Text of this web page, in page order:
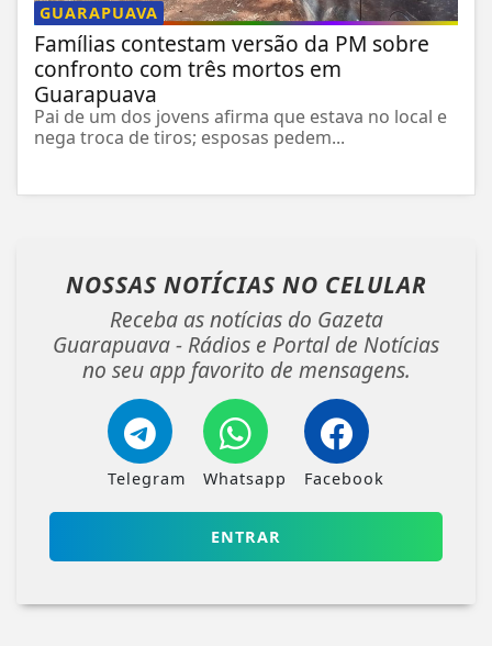
GUARAPUAVA
Famílias contestam versão da PM sobre
confronto com três mortos em
Guarapuava
Pai de um dos jovens afirma que estava no local e
nega troca de tiros; esposas pedem...
NOSSAS NOTÍCIAS NO CELULAR
Receba as notícias do Gazeta
Guarapuava - Rádios e Portal de Notícias
no seu app favorito de mensagens.
Telegram Whatsapp Facebook
ENTRAR